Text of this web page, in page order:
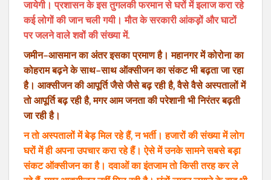
जायेगी। प्रशासन के इस तुगलकी फरमान से घरों में इलाज करा रहे
कई लोगों की जान चली गयी। मौत के सरकारी आंकड़़ों और घाटों
पर जलने वाले शवों की संख्या में.
जमीन–आसमान का अंतर इसका प्रमाण है। महानगर में कोरोना का
कोहराम बढ़ने के साथ–साथ ऑक्सीजन का संकट भी बढ़ता जा रहा
है। आक्सीजन की आपूर्ति जैसे जैसे बढ़ रही है‚ वैसे वैसे अस्पतालों में
तो आपूर्ति बढ़ रही है‚ मगर आम जनता की परेशानी भी निरंतर बढ़ती
जा रही है।
न तो अस्पतालों में बेड़ मिल रहे हैं‚ न भर्ती। हजारों की संख्या में लोग
घरों में ही अपना उपचार करा रहे हैं। ऐसे में उनके सामने सबसे बड़़ा
संकट ऑक्सीजन का है। दवाओं का इंतजाम तो किसी तरह कर ले